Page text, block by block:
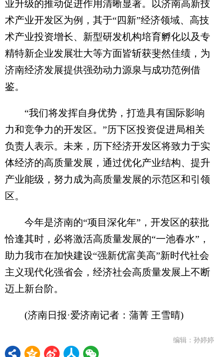
业升级的推动促进作用清晰显著。以济南高新技
术产业开发区为例，其于“四新”经济领域、高技
术产业投资增长、新型研发机构培育孵化以及专
精特新企业发展壮大等方面皆斩获斐然佳绩，为
济南经济发展提供强劲动力源泉与成功范例借
鉴。
“我们将发挥自身优势，打造具有国际影响
力和竞争力的开发区。”历下区投资促进局相关
负责人表示。未来，历下经济开发区将致力于实
体经济的高质量发展，通过优化产业结构、提升
产业能级，努力成为高质量发展的示范区和引领
区。
今年是济南的“项目深化年”，开发区的获批
恰逢其时，必将激活高质量发展的“一池春水”，
助力我市在加快建设“强新优富美高”新时代社会
主义现代化强省会，经济社会高质量发展上不断
迈上新台阶。
(济南日报·爱济南记者：蒲菁 王雪晴)
编辑：孙婷婷